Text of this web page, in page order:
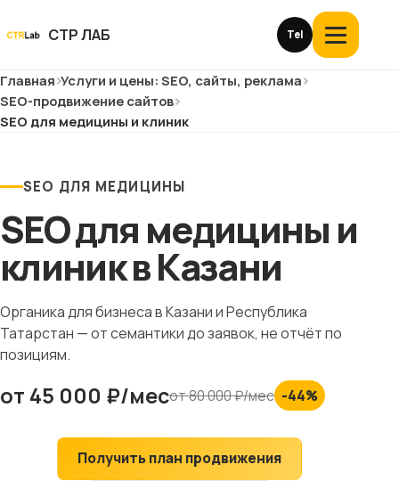
СТР ЛАБ Tel
Открыть
меню
Услуги и цены
О компании
Кейсы
Отзывы
Блог
Глоссарий
Контакты
Главная Услуги и цены: SEO, сайты, реклама
SEO-продвижение сайтов
SEO для медицины и клиник
SEO ДЛЯ МЕДИЦИНЫ
SEO для медицины и
клиник в Казани
Органика для бизнеса в Казани и Республика
Татарстан — от семантики до заявок, не отчёт по
позициям.
от 45 000 ₽/месот 80 000 ₽/мес -44%
Получить план продвижения